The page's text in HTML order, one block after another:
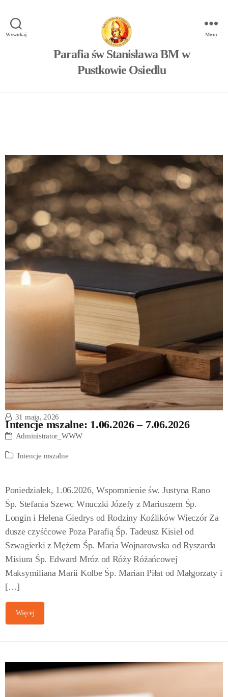
Wyszukaj
Parafia św Stanisława BM w
Pustkowie Osiedlu
Menu
Intencje mszalne: 1.06.2026 – 7.06.2026
31 maja, 2026
Administrator_WWW
Intencje mszalne
Poniedziałek, 1.06.2026, Wspomnienie św. Justyna Rano
Śp. Stefania Szewc Wnuczki Józefy z Mariuszem Śp.
Longin i Helena Giedrys od Rodziny Koźlików Wieczór Za
dusze czyśćcowe Poza Parafią Śp. Tadeusz Kisiel od
Szwagierki z Mężem Śp. Maria Wojnarowska od Ryszarda
Misiura Śp. Edward Mróz od Róży Różańcowej
Maksymiliana Marii Kolbe Śp. Marian Piłat od Małgorzaty i
[…]
Więcej